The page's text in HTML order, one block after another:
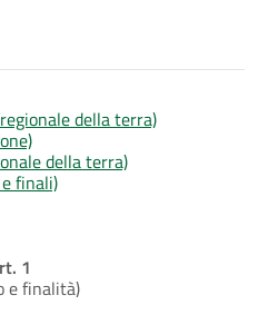
della terra)
della terra)
finali)
1
e finalità)